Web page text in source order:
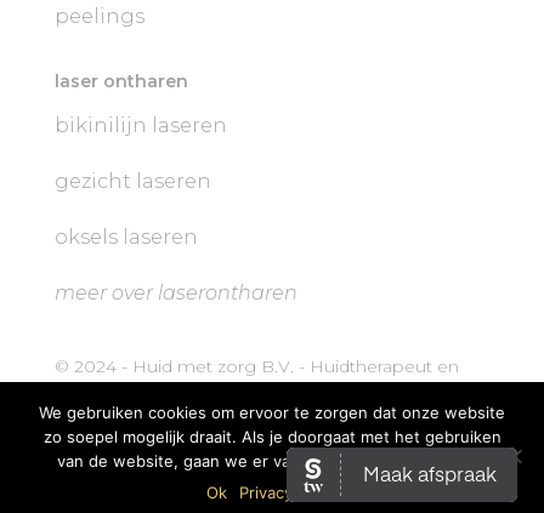
peelings
laser ontharen
bikinilijn laseren
gezicht laseren
oksels laseren
meer over laserontharen
© 2024 - Huid met zorg B.V. - Huidtherapeut en
We gebruiken cookies om ervoor te zorgen dat onze website
zo soepel mogelijk draait. Als je doorgaat met het gebruiken
van de website, gaan we er vanuit dat je ermee instemt.
Ok
Privacybeleid